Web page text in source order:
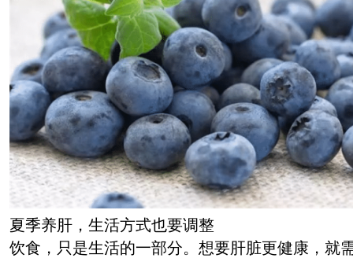
夏季养肝，生活方式也要调整
饮食，只是生活的一部分。想要肝脏更健康，就